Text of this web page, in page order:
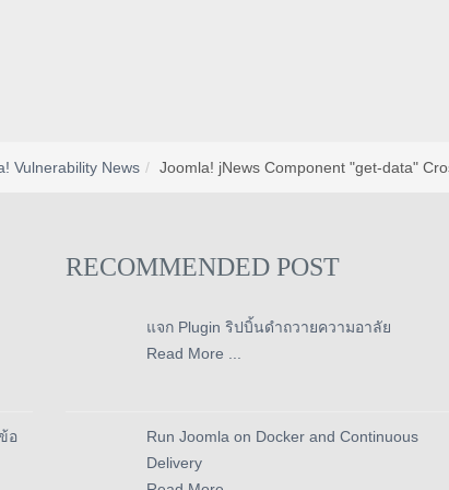
Vulnerability News Joomla! jNews Component "get-data"
อ
RECOMMENDED POST
แจก Plugin ริปบิ้นดำถวายความอาลัย
Read More ...
Run Joomla on Docker and Continuous
Delivery